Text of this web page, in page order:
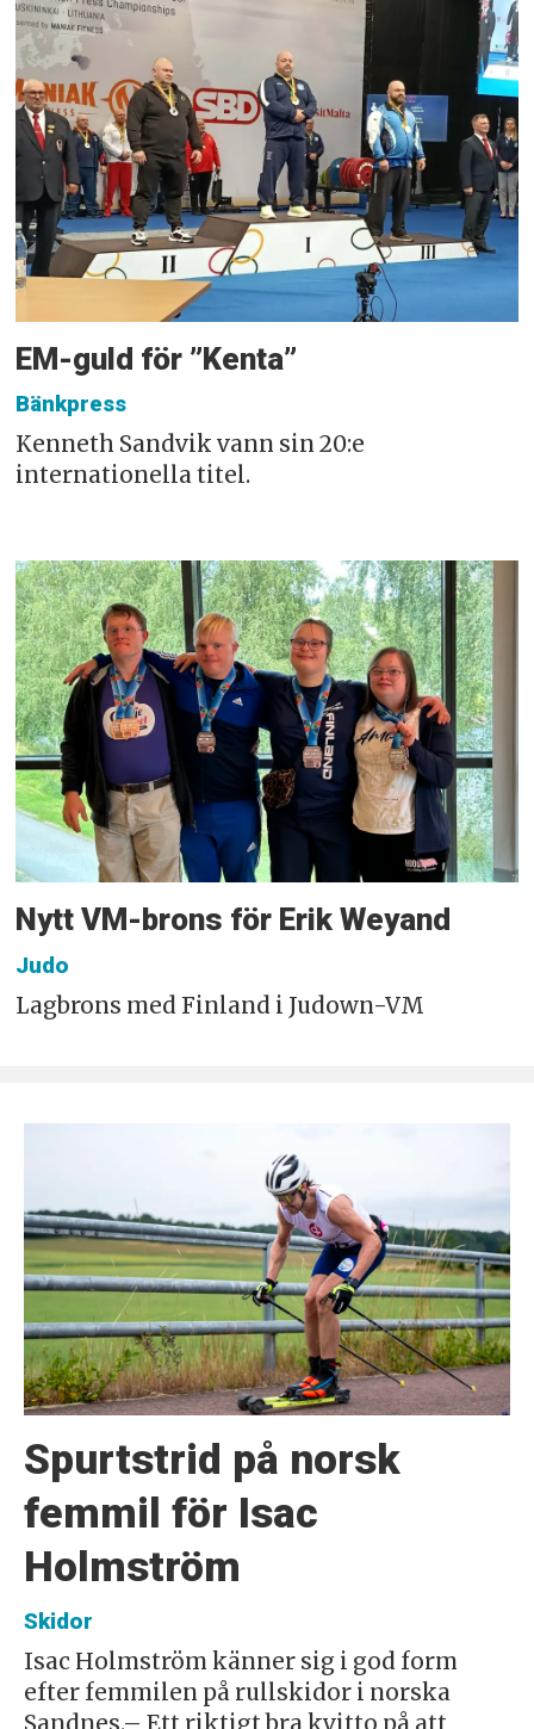
EM-guld för ”Kenta”
Bänkpress
Kenneth Sandvik vann sin 20:e
internationella titel.
Nytt VM-brons för Erik Weyand
Judo
Lagbrons med Finland i Judown-VM
Spurtstrid på norsk
femmil för Isac
Holmström
Skidor
Isac Holmström känner sig i god form
efter femmilen på rullskidor i norska
Sandnes.– Ett riktigt bra kvitto på att